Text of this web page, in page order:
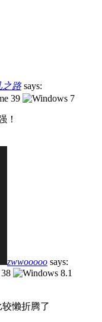
之路 says:
！
zwwooooo says:
懒折腾了